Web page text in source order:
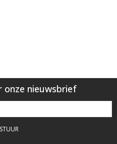
onze nieuwsbrief